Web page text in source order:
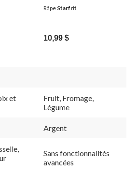
Râpe Starfrit
10,99 $
et
Fruit, Fromage,
Légume
Argent
Sans fonctionnalités
avancées